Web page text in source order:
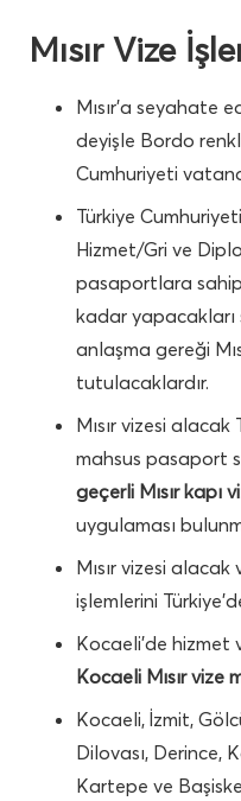
Mısır Vize
Mısır’a seyahate
deyişle Bordo
Cumhuriyeti
Türkiye
Hizmet/Gri ve
pasaportlara
kadar
anlaşma gereği
tutulacaklardır.
Mısır vizesi
mahsus pasaport
geçerli Mısır kapı
uygulaması
Mısır vizesi alacak
işlemlerini
Kocaeli’de hizmet
Kocaeli Mısır vize
Kocaeli, İzmit,
Dilovası, Derince,
Kartepe ve